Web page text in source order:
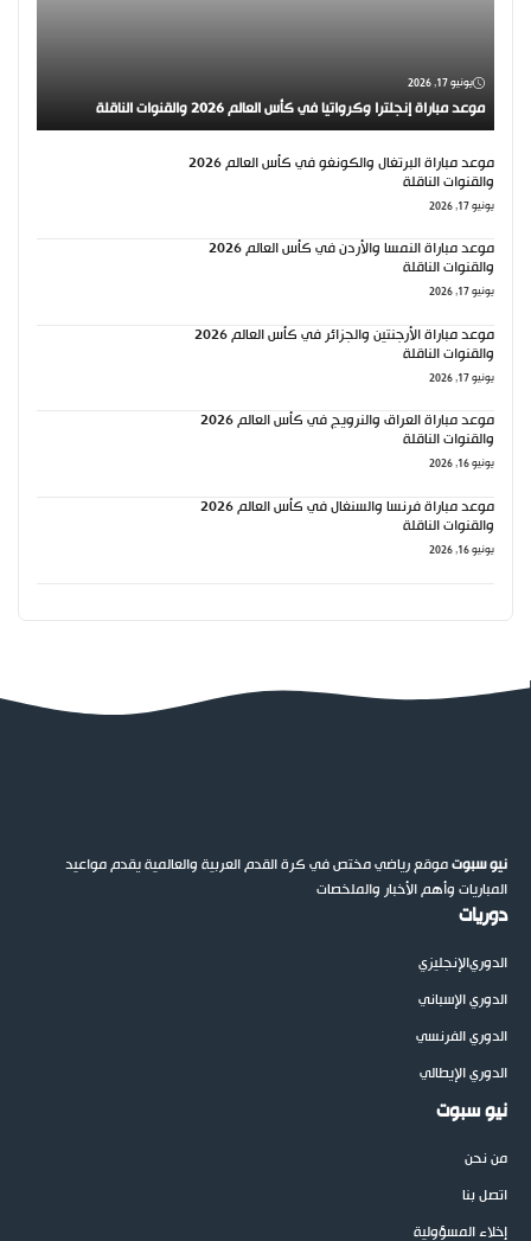
يونيو 17, 2026
موعد مباراة إنجلترا وكرواتيا في كأس العالم 2026 والقنوات الناقلة
موعد مباراة البرتغال والكونغو في كأس العالم 2026
والقنوات الناقلة
يونيو 17, 2026
موعد مباراة النمسا والأردن في كأس العالم 2026
والقنوات الناقلة
يونيو 17, 2026
موعد مباراة الأرجنتين والجزائر في كأس العالم 2026
والقنوات الناقلة
يونيو 17, 2026
موعد مباراة العراق والنرويج في كأس العالم 2026
والقنوات الناقلة
يونيو 16, 2026
موعد مباراة فرنسا والسنغال في كأس العالم 2026
والقنوات الناقلة
يونيو 16, 2026
نيو سبوتموقع رياضي مختص في كرة القدم العربية والعالمية يقدم مواعيد
المباريات وأهم الأخبار والملخصات
دوريات
الدوريالإنجليزي
الدوري الإسباني
الدوري الفرنسي
الدوري الإيطالي
نيو سبوت
من نحن
اتصل بنا
إخلاء المسؤولية